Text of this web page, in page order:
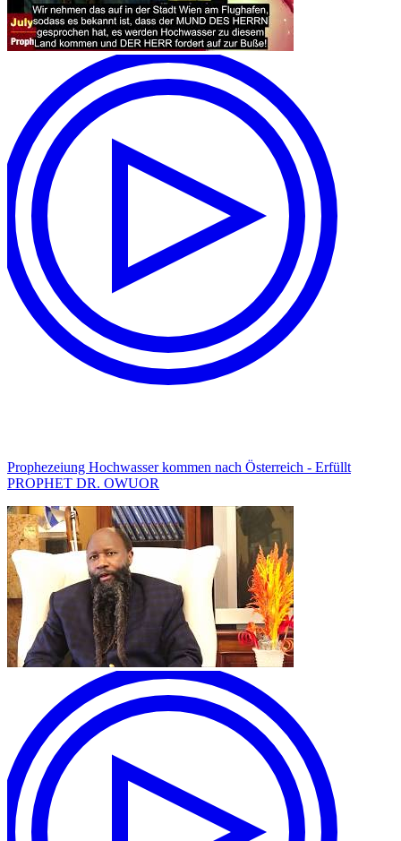
Prophezeiung Hochwasser kommen nach Österreich - Erfüllt
PROPHET DR. OWUOR